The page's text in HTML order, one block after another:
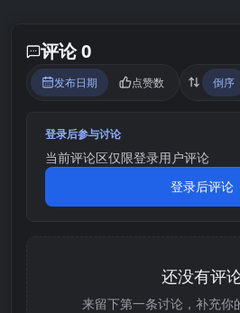
评论 0
发布日期 点赞数 倒序
登录后参与讨论
当前评论区仅限登录用户评论
登录后评论
还没有评
来留下第一条讨论，补充你